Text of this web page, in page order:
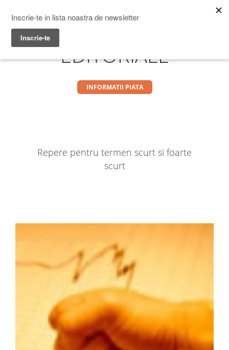
Menu
Prime Transaction
EDITORIALE
INFORMATII PIATA
Repere pentru termen scurt si foarte
scurt